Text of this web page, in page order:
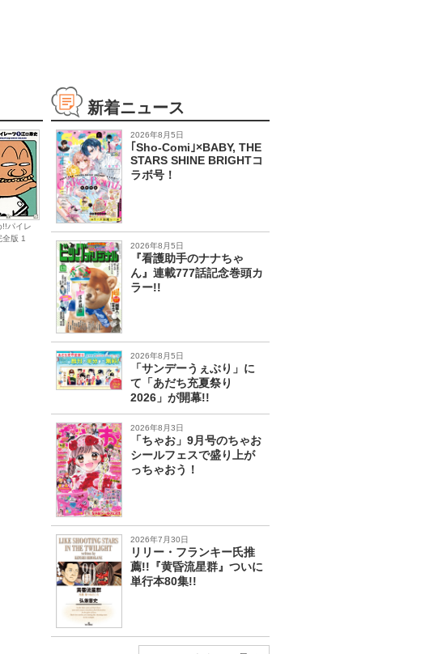
!!パイレ
全版 1
新着ニュース
2026年8月5日
｢Sho-Comi｣×BABY, THE
STARS SHINE BRIGHTコ
ラボ号！
2026年8月5日
『看護助手のナナちゃ
ん』連載777話記念巻頭カ
ラー!!
2026年8月5日
「サンデーうぇぶり」に
て「あだち充夏祭り
2026」が開幕!!
2026年8月3日
「ちゃお」9月号のちゃお
シールフェスで盛り上が
っちゃおう！
2026年7月30日
リリー・フランキー氏推
薦!!『黄昏流星群』ついに
単行本80集!!